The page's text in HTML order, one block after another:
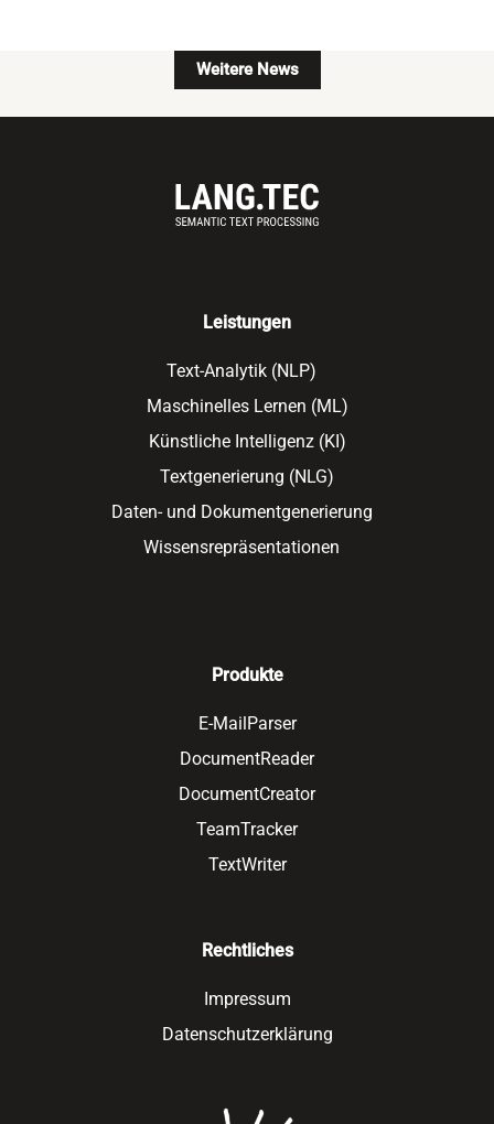
Weitere News
Leistungen
Text-Analytik (NLP)
Maschinelles Lernen (ML)
Künstliche Intelligenz (KI)
Textgenerierung (NLG)
Daten- und Dokumentgenerierung
Wissensrepräsentationen
Produkte
E-MailParser
DocumentReader
DocumentCreator
TeamTracker
TextWriter
Rechtliches
Impressum
Datenschutzerklärung